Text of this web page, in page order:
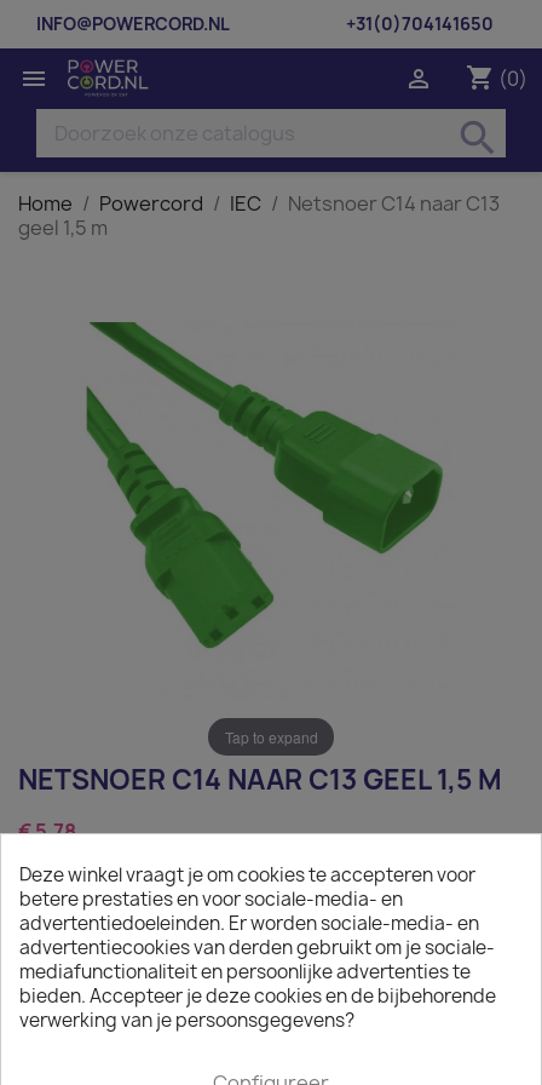
INFO@POWERCORD.NL +31(0)704141650
 shopping_cart (0)

search
Home Powercord IEC
Netsnoer C14 naar C13
geel 1,5 m
Tap to expand
NETSNOER C14 NAAR C13 GEEL 1,5 M
€ 5,78
Exclusief belasting
Netsnoer C14 naar C13 geel 1,5 m
Aantal
 IN WINKELWAGEN
Deze winkel vraagt je om cookies te accepteren voor
betere prestaties en voor sociale-media- en
advertentiedoeleinden. Er worden sociale-media- en
advertentiecookies van derden gebruikt om je sociale-
mediafunctionaliteit en persoonlijke advertenties te
bieden. Accepteer je deze cookies en de bijbehorende
verwerking van je persoonsgegevens?